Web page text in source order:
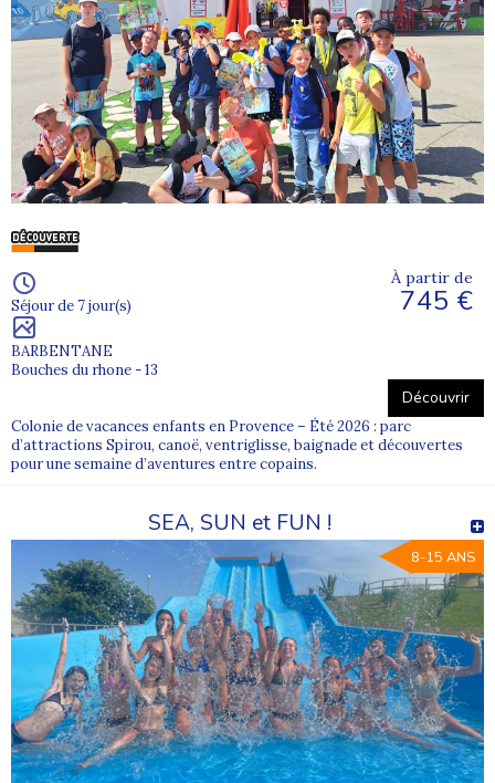
Séjour de 7 jour(s)
BARBENTANE
Bouches du rhone - 13
À partir de
745 €
Découvrir
Colonie de vacances enfants en Provence – Été 2026 : parc
d’attractions Spirou, canoë, ventriglisse, baignade et découvertes
pour une semaine d’aventures entre copains.
SEA, SUN et FUN !
8-15 ANS